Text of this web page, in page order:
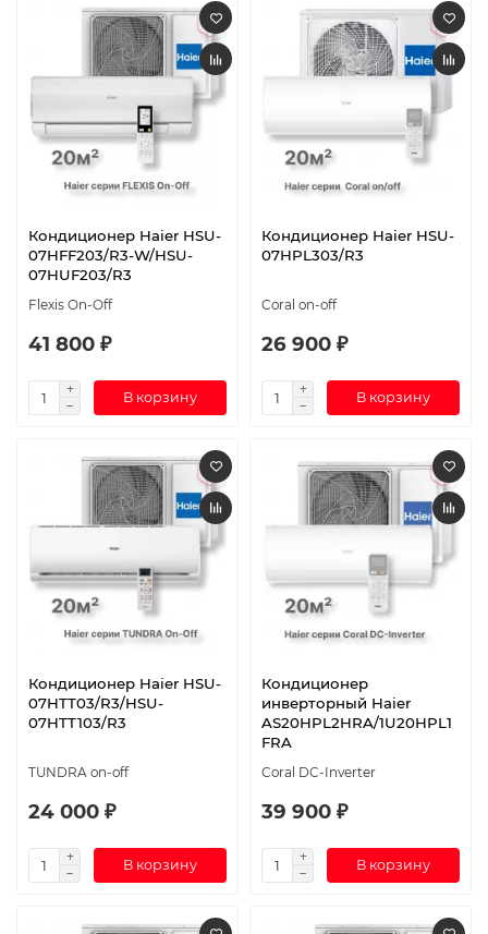
Кондиционер Haier HSU-
07HFF203/R3-W/HSU-
07HUF203/R3
Flexis On-Off
41 800 ₽
В корзину
Кондиционер Haier HSU-
07HPL303/R3
Coral on-off
26 900 ₽
В корзину
Кондиционер Haier HSU-
07HTT03/R3/HSU-
07HTT103/R3
TUNDRA on-off
24 000 ₽
В корзину
Кондиционер
инверторный Haier
AS20HPL2HRA/1U20HPL1
FRA
Coral DC-Inverter
39 900 ₽
В корзину